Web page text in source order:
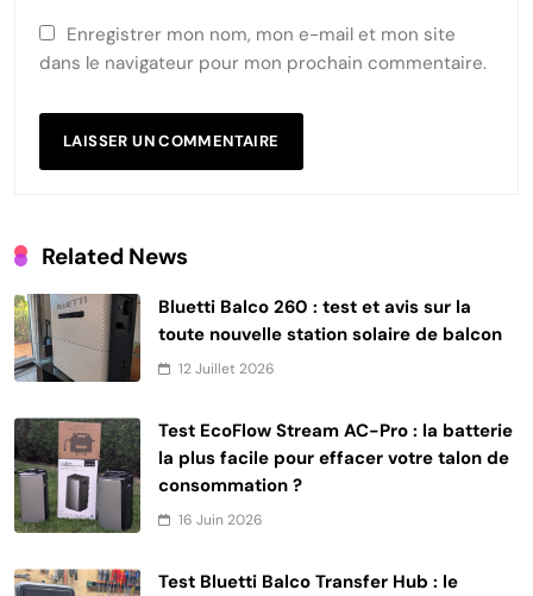
Enregistrer mon nom, mon e-mail et mon site
dans le navigateur pour mon prochain commentaire.
Related News
Bluetti Balco 260 : test et avis sur la
toute nouvelle station solaire de balcon
12 Juillet 2026
Test EcoFlow Stream AC-Pro : la batterie
la plus facile pour effacer votre talon de
consommation ?
16 Juin 2026
Test Bluetti Balco Transfer Hub : le